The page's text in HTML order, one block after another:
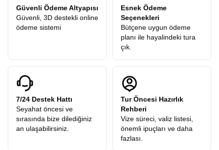
Güvenli Ödeme Altyapısı
Güvenli, 3D destekli online
ödeme sistemi
Esnek Ödeme
Seçenekleri
Bütçene uygun ödeme
planı ile hayalindeki tura
çık.
7/24 Destek Hattı
Seyahat öncesi ve
sırasında bize dilediğiniz
an ulaşabilirsiniz.
Tur Öncesi Hazırlık
Rehberi
Vize süreci, valiz listesi,
önemli ipuçları ve daha
fazlası.